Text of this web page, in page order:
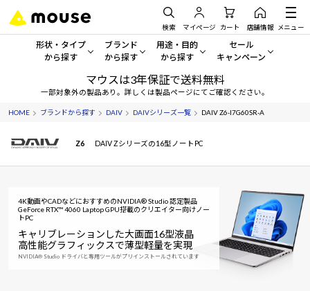
検索 マイページ カート 店舗情報 メニュー
形状・タイプ
から探す
形状・タイプから探す をすべてみる
デスクトップPC
ノートPC
ワークステーション
ブランド
から探す
mouse
G TUNE
NEXTGEAR
iiyama
用途・目的
から探す
一般向けパソコン
ゲーミングPC・ゲーム向けパソコン
クリエイティブ向け
スペック/パーツ別
セール
キャンペーン
セール・キャンペー
期間限定セール
おすすめ目玉パソコン
今イチオシのパソコンをピ
Windows 11|Copilot+ PC
マウスは3年保証で送料無料
一部対象外の製品あり。詳しくは製品ページにてご確認ください。
HOME ブランドから探す DAIV DAIVシリーズ一覧 DAIV Z6-I7G60SR-A
Z6 DAIV Zシリーズの16型ノートPC
4K動画やCADなどにおすすめのNVIDIA® Studio 認定製品
GeForce RTX™ 4060 Laptop GPU搭載のクリエイター向けノー
トPC
キャリブレーションした大画面16型液晶
高性能グラフィックスで薄型軽量を実現
NVIDIA® Studio ドライバと専用ツールがプリインストールされています